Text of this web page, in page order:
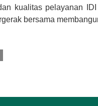
kualitas pelayanan
bersama